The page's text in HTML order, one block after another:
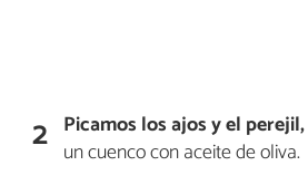
2 Picamos los ajos y el perejil,
un cuenco con aceite de oliva.